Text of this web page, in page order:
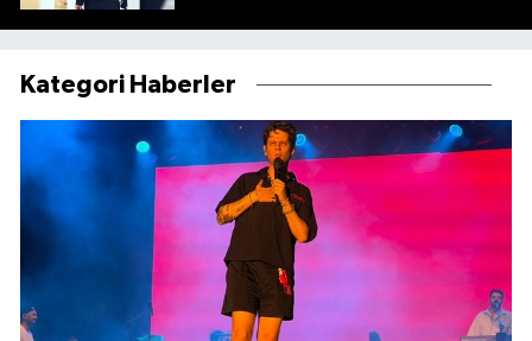
Kategori Haberler